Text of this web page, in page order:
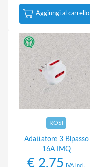
Aggiungi al carrello
ROSI
Adattatore 3 Bipasso
16A IMQ
€ 2,75 IVA incl.